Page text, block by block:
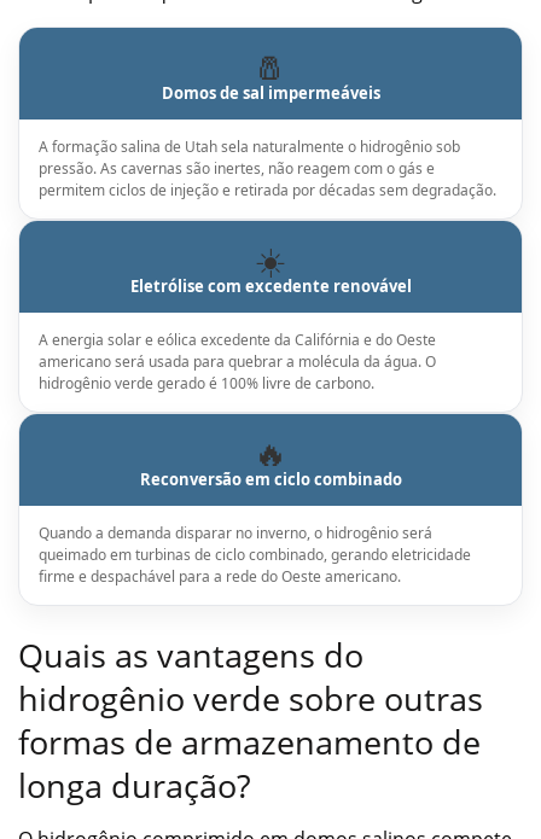
🧂
Domos de sal impermeáveis
A formação salina de Utah sela naturalmente o hidrogênio sob
pressão. As cavernas são inertes, não reagem com o gás e
permitem ciclos de injeção e retirada por décadas sem degradação.
☀️
Eletrólise com excedente renovável
A energia solar e eólica excedente da Califórnia e do Oeste
americano será usada para quebrar a molécula da água. O
hidrogênio verde gerado é 100% livre de carbono.
🔥
Reconversão em ciclo combinado
Quando a demanda disparar no inverno, o hidrogênio será
queimado em turbinas de ciclo combinado, gerando eletricidade
firme e despachável para a rede do Oeste americano.
Quais as vantagens do
hidrogênio verde sobre outras
formas de armazenamento de
longa duração?